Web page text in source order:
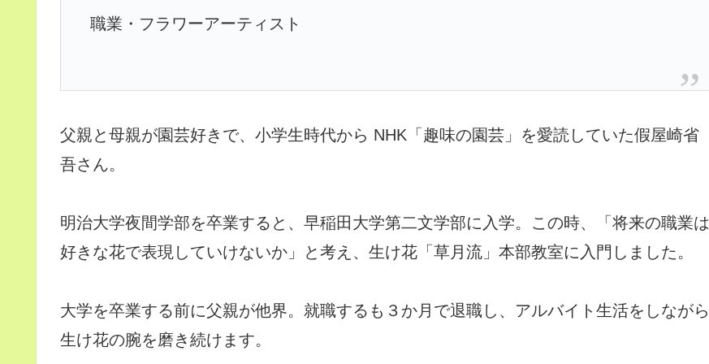
職業・フラワーアーティスト
父親と母親が園芸好きで、小学生時代から NHK「趣味の園芸」を愛読していた假屋崎省
吾さん。
明治大学夜間学部を卒業すると、早稲田大学第二文学部に入学。この時、「将来の職業は
好きな花で表現していけないか」と考え、生け花「草月流」本部教室に入門しました。
大学を卒業する前に父親が他界。就職するも３か月で退職し、アルバイト生活をしながら
生け花の腕を磨き続けます。